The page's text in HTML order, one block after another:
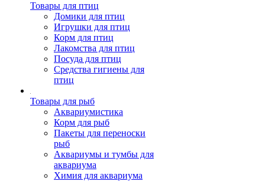
Товары для птиц
Домики для птиц
Игрушки для птиц
Корм для птиц
Лакомства для птиц
Посуда для птиц
Средства гигиены для
птиц
Товары для рыб
Аквариумистика
Корм для рыб
Пакеты для переноски
рыб
Аквариумы и тумбы для
аквариума
Химия для аквариума